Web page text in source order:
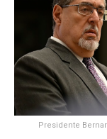
Presidente